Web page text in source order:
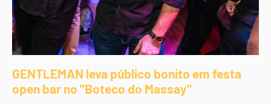
GENTLEMAN leva público bonito em festa
open bar no "Boteco do Massay"